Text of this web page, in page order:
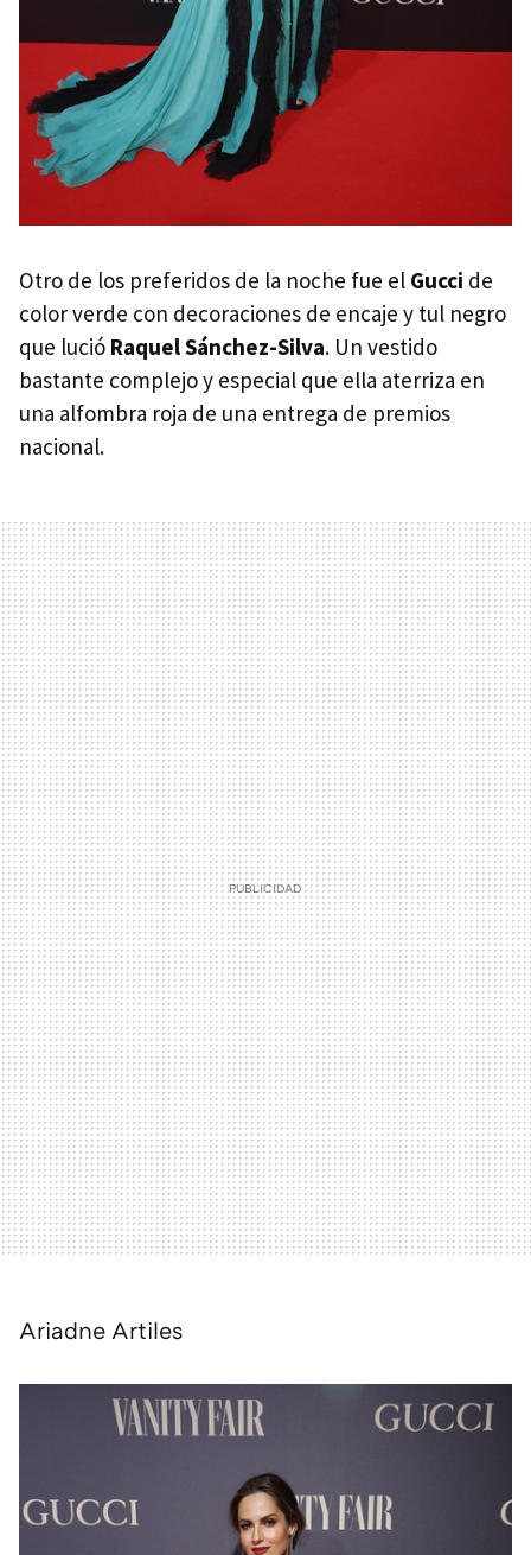
Otro de los preferidos de la noche fue el Gucci de
color verde con decoraciones de encaje y tul negro
que lució Raquel Sánchez-Silva. Un vestido
bastante complejo y especial que ella aterriza en
una alfombra roja de una entrega de premios
nacional.
Ariadne Artiles